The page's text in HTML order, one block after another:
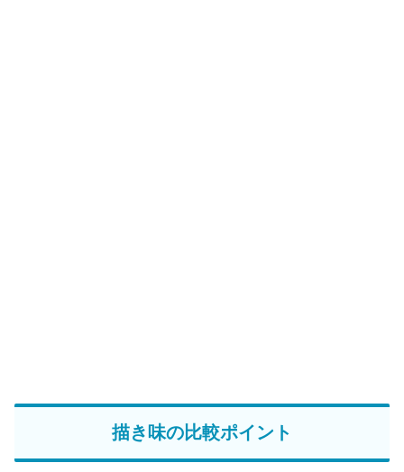
描き味の比較ポイント